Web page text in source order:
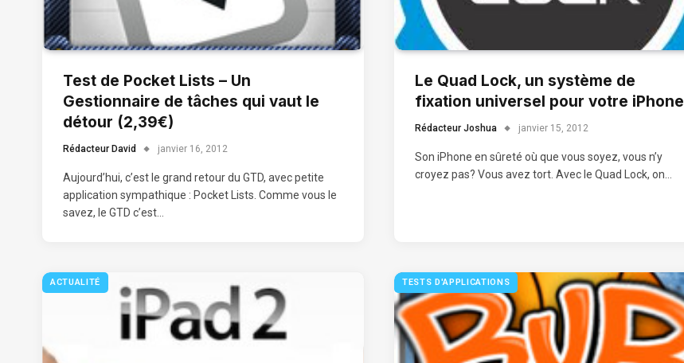
Test de Pocket Lists – Un
Gestionnaire de tâches qui vaut le
détour (2,39€)
Rédacteur David janvier 16, 2012
Aujourd’hui, c’est le grand retour du GTD, avec petite
application sympathique : Pocket Lists. Comme vous le
savez, le GTD c’est…
Le Quad Lock, un système de
fixation universel pour votre iPhone
Rédacteur Joshua janvier 15, 2012
Son iPhone en sûreté où que vous soyez, vous n’y
croyez pas? Vous avez tort. Avec le Quad Lock, on…
ACTUALITÉ TESTS D'APPLICATIONS